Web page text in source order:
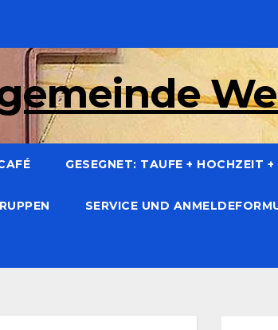
GESEGNET: TAUFE + HOCHZEIT +
SERVICE UND